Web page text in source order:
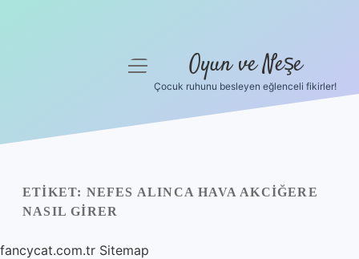
Yasal Uyarı
menüyü
Oyun ve Neşe
Çocuk ruhunu besleyen eğlenceli fikirler!
ETIKET: NEFES ALINCA HAVA AKCIĞERE
NASIL GIRER
fancycat.com.tr Sitemap